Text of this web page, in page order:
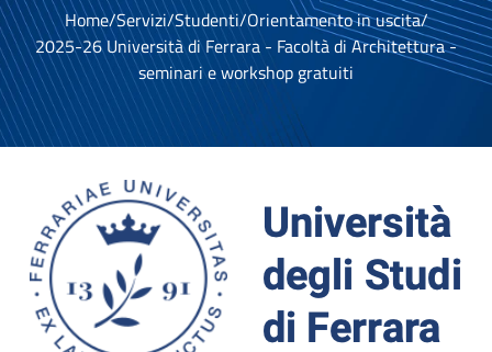
Home/Servizi/Studenti/Orientamento in uscita/
2025-26 Università di Ferrara - Facoltà di Architettura -
seminari e workshop gratuiti